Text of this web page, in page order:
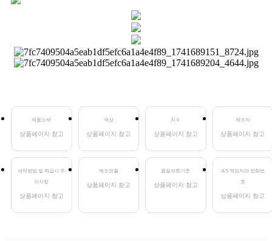
제품소재
상품페이지 참고
색상
상품페이지 참고
치수
상품페이지 참고
제조자
상품페이지 참고
세탁방법 및 취급시 주
의사항
상품페이지 참고
제조연월
상품페이지 참고
품질보증기준
상품페이지 참고
A/S 책임자와 전화번
호
상품페이지 참고